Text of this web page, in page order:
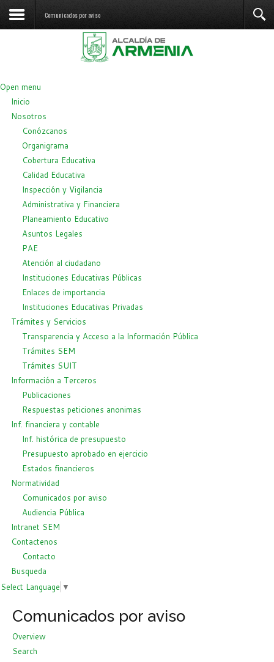
Comunicados por aviso
Open menu
Inicio
Nosotros
Conózcanos
Organigrama
Cobertura Educativa
Calidad Educativa
Inspección y Vigilancia
Administrativa y Financiera
Planeamiento Educativo
Asuntos Legales
PAE
Atención al ciudadano
Instituciones Educativas Públicas
Enlaces de importancia
Instituciones Educativas Privadas
Trámites y Servicios
Transparencia y Acceso a la Información Pública
Trámites SEM
Trámites SUIT
Información a Terceros
Publicaciones
Respuestas peticiones anonimas
Inf. financiera y contable
Inf. histórica de presupuesto
Presupuesto aprobado en ejercicio
Estados financieros
Normatividad
Comunicados por aviso
Audiencia Pública
Intranet SEM
Contactenos
Contacto
Busqueda
Select Language ▼
Comunicados por aviso
Overview
Search